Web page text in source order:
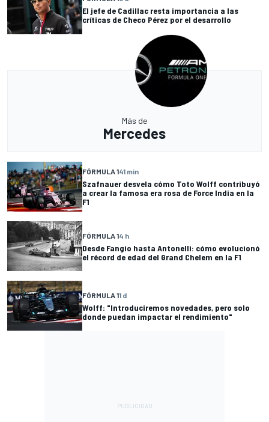
El jefe de Cadillac resta importancia a las
críticas de Checo Pérez por el desarrollo
Más de
Mercedes
FÓRMULA 141 min
Szafnauer desvela cómo Toto Wolff contribuyó
a crear la famosa era rosa de Force India en la
F1
FÓRMULA 14 h
Desde Fangio hasta Antonelli: cómo evolucionó
el récord de edad del Grand Chelem en la F1
FÓRMULA 11 d
Wolff: "Introduciremos novedades, pero solo
donde puedan impactar el rendimiento"